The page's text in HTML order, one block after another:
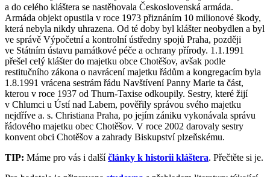
a do celého kláštera se nastěhovala Československá armáda.
Armáda objekt opustila v roce 1973 přiznáním 10 milionové škody,
která nebyla nikdy uhrazena. Od té doby byl klášter neobydlen a byl
ve správě Výpočetní a kontrolní ústředny spojů Praha, později
ve Státním ústavu památkové péče a ochrany přírody. 1.1.1991
přešel celý klášter do majetku obce Chotěšov, avšak podle
restitučního zákona o navrácení majetku řádům a kongregacím byla
1.8.1991 vrácena sestrám řádu Navštívení Panny Marie ta část,
kterou v roce 1937 od Thurn-Taxise odkoupily. Sestry, které žijí
v Chlumci u Ústí nad Labem, pověřily správou svého majetku
nejdříve a. s. Christiana Praha, po jejím zániku vykonávala správu
řádového majetku obec Chotěšov. V roce 2002 darovaly sestry
konvent obci Chotěšov a zahrady Biskupství plzeňskému.
TIP: Máme pro vás i dalšíčlánky k historii kláštera. Přečtěte si je.